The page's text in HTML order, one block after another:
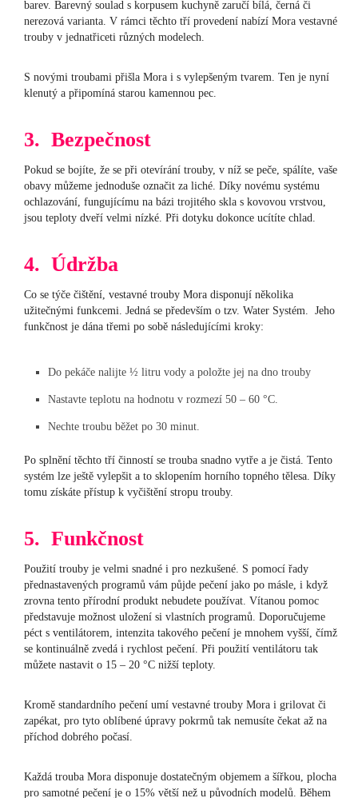
barev. Barevný soulad s korpusem kuchyně zaručí bílá, černá či
nerezová varianta. V rámci těchto tří provedení nabízí Mora vestavné
trouby v jednatřiceti různých modelech.
S novými troubami přišla Mora i s vylepšeným tvarem. Ten je nyní
klenutý a připomíná starou kamennou pec.
3. Bezpečnost
Pokud se bojíte, že se při otevírání trouby, v níž se peče, spálíte, vaše
obavy můžeme jednoduše označit za liché. Díky novému systému
ochlazování, fungujícímu na bázi trojitého skla s kovovou vrstvou,
jsou teploty dveří velmi nízké. Při dotyku dokonce ucítíte chlad.
4. Údržba
Co se týče čištění, vestavné trouby Mora disponují několika
užitečnými funkcemi. Jedná se především o tzv. Water Systém. Jeho
funkčnost je dána třemi po sobě následujícími kroky:
Do pekáče nalijte ½ litru vody a položte jej na dno trouby
Nastavte teplotu na hodnotu v rozmezí 50 – 60 °C.
Nechte troubu běžet po 30 minut.
Po splnění těchto tří činností se trouba snadno vytře a je čistá. Tento
systém lze ještě vylepšit a to sklopením horního topného tělesa. Díky
tomu získáte přístup k vyčištění stropu trouby.
5. Funkčnost
Použití trouby je velmi snadné i pro nezkušené. S pomocí řady
přednastavených programů vám půjde pečení jako po másle, i když
zrovna tento přírodní produkt nebudete používat. Vítanou pomoc
představuje možnost uložení si vlastních programů. Doporučujeme
péct s ventilátorem, intenzita takového pečení je mnohem vyšší, čímž
se kontinuálně zvedá i rychlost pečení. Při použití ventilátoru tak
můžete nastavit o 15 – 20 °C nižší teploty.
Kromě standardního pečení umí vestavné trouby Mora i grilovat či
zapékat, pro tyto oblíbené úpravy pokrmů tak nemusíte čekat až na
příchod dobrého počasí.
Každá trouba Mora disponuje dostatečným objemem a šířkou, plocha
pro samotné pečení je o 15% větší než u původních modelů. Během